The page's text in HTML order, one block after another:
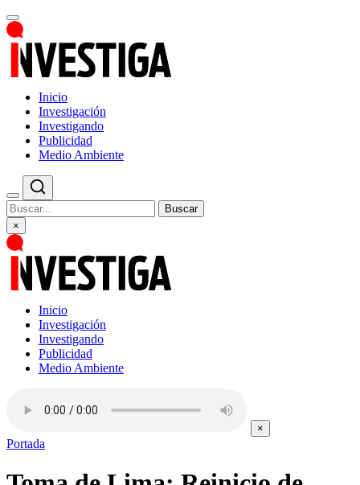
Inicio
Investigación
Investigando
Publicidad
Medio Ambiente
Buscar
×
Inicio
Investigación
Investigando
Publicidad
Medio Ambiente
×
Portada